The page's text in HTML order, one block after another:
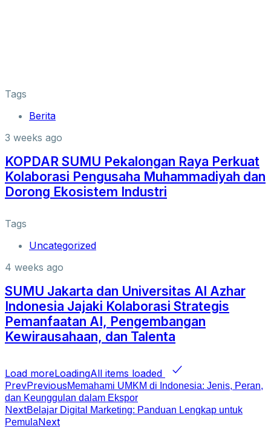
Tags
Berita
3 weeks ago
KOPDAR SUMU Pekalongan Raya Perkuat
Kolaborasi Pengusaha Muhammadiyah dan
Dorong Ekosistem Industri
Tags
Uncategorized
4 weeks ago
SUMU Jakarta dan Universitas Al Azhar
Indonesia Jajaki Kolaborasi Strategis
Pemanfaatan AI, Pengembangan
Kewirausahaan, dan Talenta
Load moreLoadingAll items loaded
PrevPreviousMemahami UMKM di Indonesia: Jenis, Peran,
dan Keunggulan dalam Ekspor
NextBelajar Digital Marketing: Panduan Lengkap untuk
PemulaNext